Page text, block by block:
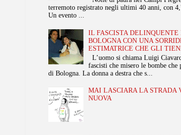
terremoto registrato negli ultimi 40 anni, con
Un evento ...
IL FASCISTA
BOLOGNA CON UNA
ESTIMATRICE CHE GLI
L’uomo si chiama Luigi
fascisti che misero le bombe che
di Bologna. La donna a destra che s...
MAI LASCIARA LA STRADA
NUOVA